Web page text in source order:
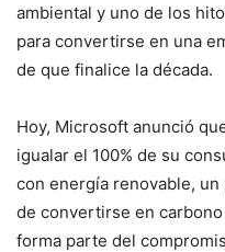
ambiental y uno de los
para convertirse en una
de que finalice la década.
Hoy, Microsoft anunció
igualar el 100% de su
con energía renovable,
de convertirse en
forma parte del